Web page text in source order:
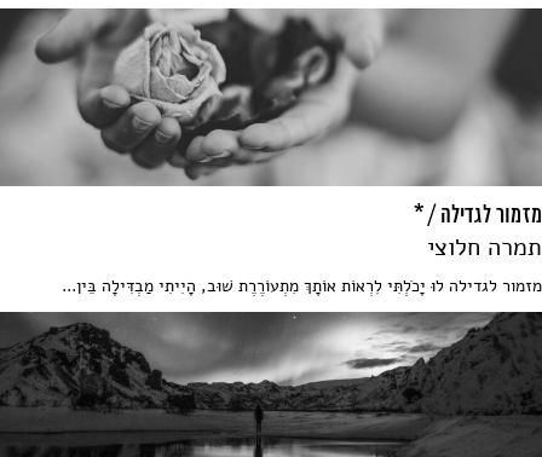
מזמור לגדילה / *
תמרה חלוצי
מזמור לגדילה לוּ יָכֹלְתִּי לִרְאוֹת אוֹתָךְ מִתְעוֹרֶרֶת שׁוּב, הָיִיתִי מַבְדִּילָה בֵּין...